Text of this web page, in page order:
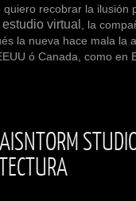
recobrar la ilusión
virtual
, la
la nueva hace mala la
ó Canada, como en